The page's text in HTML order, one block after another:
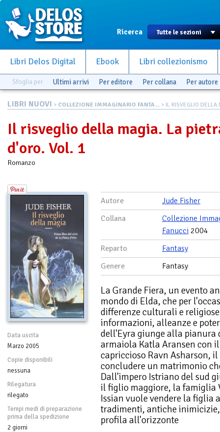
Ricerca
Libri Delos Digital Ebook Libri collezionismo
Sfoglia per Ultimi arrivi Per editore Per collana Per autore
LIBRI NUOVI > COLLEZIONE IMMAGINARIO FANTA... > IL RISVEGLIO DELLA
Il risveglio della magia. La
d'oro. Vol. 1
Romanzo
Data uscita
Marzo 2005
Copie disponibili
nessuna
Rilegatura
rilegato
Tempi medi di preparazione
prima della spedizione
2 giorni
Autore
Jude Fisher
Collana
Collezione
Fanucci 2004
Reparto
Fantasy
Genere
Fantasy
La Grande Fiera, un evento
mondo di Elda, che per
differenze culturali e
informazioni, alleanze e
dell'Eyra giunge alla pianura
armaiola Katla Aransen con
capriccioso Ravn Asharson,
concludere un matrimonio
Dall'impero Istriano del sud
il figlio maggiore, la famiglia
Issian vuole vendere la figlia
tradimenti, antiche
profila all'orizzonte